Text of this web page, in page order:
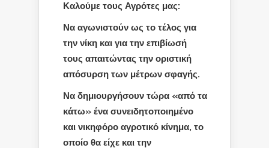
Καλούμε τους Αγρότες μας:
Να αγωνιστούν ως το τέλος για
την νίκη και για την επιβίωσή
τους απαιτώντας την οριστική
απόσυρση των μέτρων σφαγής.
Να δημιουργήσουν τώρα «από τα
κάτω» ένα συνειδητοποιημένο
και νικηφόρο αγροτικό κίνημα, το
οποίο θα είχε και την